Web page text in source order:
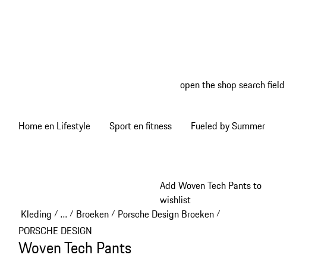
open the shop search field
Home en Lifestyle Sport en fitness Fueled by Summer
Add Woven Tech Pants to
wishlist
Kleding / …
Reveal collapsed breadcrumb items
/ Broeken/ Porsche Design Broeken/
PORSCHE DESIGN
Woven Tech Pants